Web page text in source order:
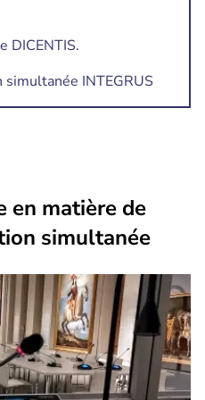
DICENTIS.
INTEGRUS
en matière de
simultanée